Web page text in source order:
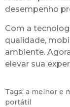
desempenho
Com a
qualidade,
ambiente.
elevar sua
Tags: a melhor e
portátil